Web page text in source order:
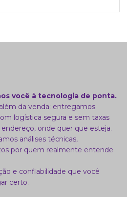
você à tecnologia de ponta.
da venda: entregamos
logística segura e sem taxas
onde quer que esteja.
análises técnicas,
por quem realmente entende
e confiabilidade que você
certo.